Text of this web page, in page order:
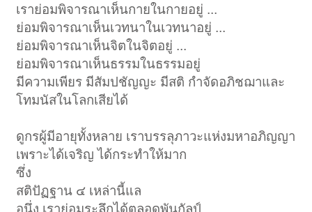
เราย่อมพิจารณาเห็นกายในกายอยู่ ...
ย่อมพิจารณาเห็นเวทนาในเวทนาอยู่ ...
ย่อมพิจารณาเห็นจิตในจิตอยู่ ...
ย่อมพิจารณาเห็นธรรมในธรรมอยู่
มีความเพียร มีสัมปชัญญะ มีสติ กำจัดอภิชฌาและ
โทมนัสในโลกเสียได้
ดูกรผู้มีอายุทั้งหลาย เราบรรลุภาวะแห่งมหาอภิญญา
เพราะได้เจริญ ได้กระทำให้มาก
ซึ่ง
สติปัฏฐาน ๔ เหล่านี้แล